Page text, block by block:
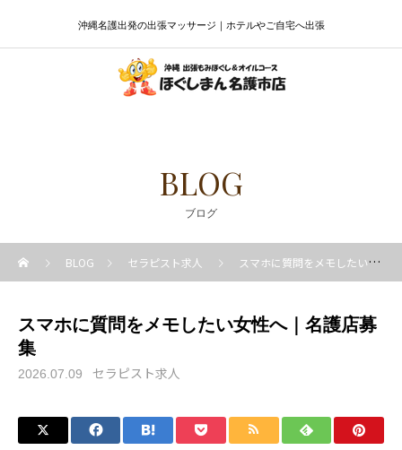
沖縄名護出発の出張マッサージ｜ホテルやご自宅へ出張
BLOG
ブログ
BLOG セラピスト求人 スマホに質問をメモしたい女性へ｜名護店募集
スマホに質問をメモしたい女性へ｜名護店募
集
2026.07.09 セラピスト求人